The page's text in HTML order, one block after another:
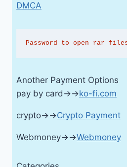
DMCA
Password to open rar
Another Payment Options
pay by card→→ko-fi.com
crypto→→Crypto Payment
Webmoney→→Webmoney